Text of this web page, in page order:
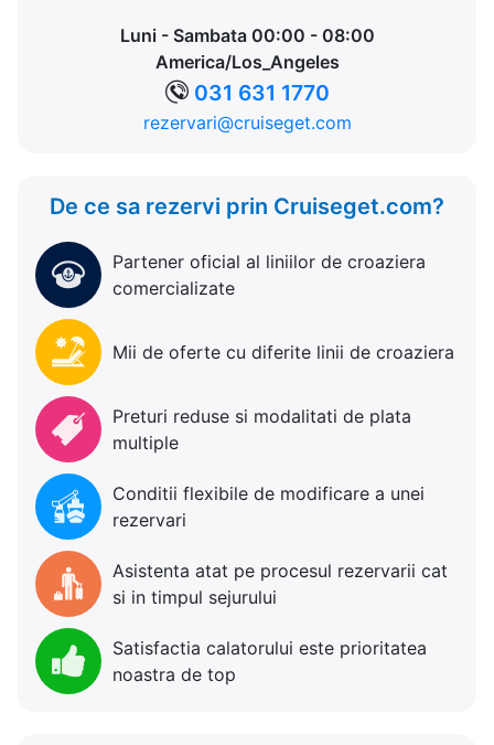
Luni - Sambata 00:00 - 08:00
America/Los_Angeles
031 631 1770
rezervari@cruiseget.com
De ce sa rezervi prin Cruiseget.com?
Partener oficial al liniilor de croaziera
comercializate
Mii de oferte cu diferite linii de croaziera
Preturi reduse si modalitati de plata
multiple
Conditii flexibile de modificare a unei
rezervari
Asistenta atat pe procesul rezervarii cat
si in timpul sejurului
Satisfactia calatorului este prioritatea
noastra de top